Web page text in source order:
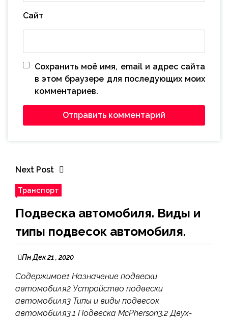
Сайт
Сохранить моё имя, email и адрес сайта
в этом браузере для последующих моих
комментариев.
Next Post
Транспорт
Подвеска автомобиля. Виды и
типы подвесок автомобиля.
Пн Дек 21 , 2020
Содержимое1 Назначение подвески
автомобиля2 Устройство подвески
автомобиля3 Типы и виды подвесок
автомобиля3.1 Подвеска McPherson3.2 Двух-